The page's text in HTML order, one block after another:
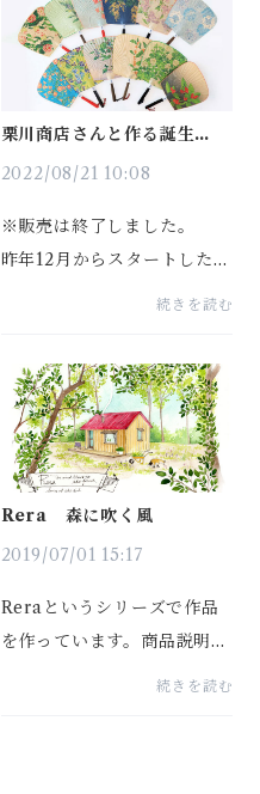
hise.com/items/84861062
3200円以上入って2750円と
かなりお得なセットにな...
栗川商店さんと作る誕生花の
た
2022/08/21 10:08
※販売は終了しました。
昨年12月からスタートした熊
本の熊本の団扇屋栗川商店さ
した。ちょうど夏真っ盛り！
まさに団扇の季節ですね。イ
ンテリアとしてご購入された
り、贈...
続きを読む
Rera 森に吹く風
2019/07/01 15:17
Reraというシリーズで作品
を作っています。商品説明の
ところに【Rera】と入って
続きを読む